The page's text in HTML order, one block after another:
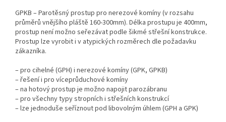
GPKB – Parotěsný prostup pro nerezové komíny (v rozsahu
průměrů vnějšího pláště 160-300mm). Délka prostupu je 400mm,
prostup není možno seřezávat podle šikmé střešní konstrukce.
Prostup lze vyrobit i v atypických rozměrech dle požadavku
zákazníka.
– pro cihelné (GPH) i nerezové komíny (GPK, GPKB)
– řešení i pro víceprůduchové komíny
– na hotový prostup je možno napojit parozábranu
– pro všechny typy stropních i střešních konstrukcí
– lze jednoduše seříznout pod libovolným úhlem (GPH a GPK)